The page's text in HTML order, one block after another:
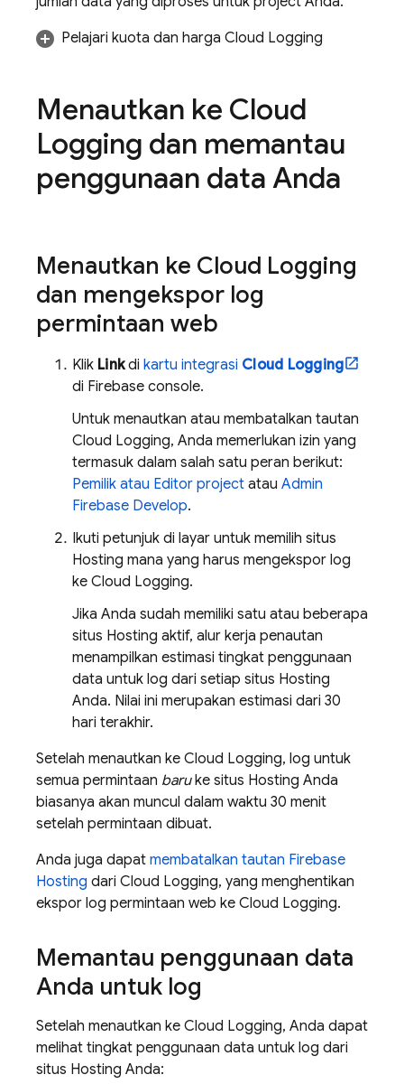
Pelajari kuota dan harga Cloud Logging
Menautkan ke Cloud
Logging dan memantau
penggunaan data Anda
Menautkan ke Cloud Logging
dan mengekspor log
permintaan web
Klik Linkdi kartu integrasi Cloud Logging
di Firebase console.
Untuk menautkan atau membatalkan tautan
Cloud Logging, Anda memerlukan izin yang
termasuk dalam salah satu peran berikut:
Pemilik atau Editor project atau Admin
Firebase Develop.
Ikuti petunjuk di layar untuk memilih situs
Hosting mana yang harus mengekspor log
ke Cloud Logging.
Jika Anda sudah memiliki satu atau beberapa
situs Hosting aktif, alur kerja penautan
menampilkan estimasi tingkat penggunaan
data untuk log dari setiap situs Hosting
Anda. Nilai ini merupakan estimasi dari 30
hari terakhir.
Setelah menautkan ke Cloud Logging, log untuk
semua permintaan baruke situs Hosting Anda
biasanya akan muncul dalam waktu 30 menit
setelah permintaan dibuat.
Anda juga dapat membatalkan tautan Firebase
Hosting dari Cloud Logging, yang menghentikan
ekspor log permintaan web ke Cloud Logging.
Memantau penggunaan data
Anda untuk log
Setelah menautkan ke Cloud Logging, Anda dapat
melihat tingkat penggunaan data untuk log dari
situs Hosting Anda: